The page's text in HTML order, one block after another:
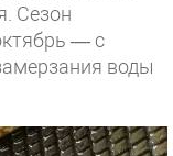
Сезон
— с
воды